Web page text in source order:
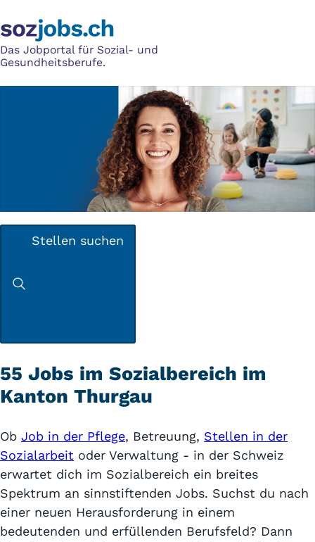
Das Jobportal für Sozial- und
Gesundheitsberufe.
Stellen suchen
55 Jobs im Sozialbereich im
Kanton Thurgau
Ob Job in der Pflege, Betreuung, Stellen in der
Sozialarbeit oder Verwaltung - in der Schweiz
erwartet dich im Sozialbereich ein breites
Spektrum an sinnstiftenden Jobs. Suchst du nach
einer neuen Herausforderung in einem
bedeutenden und erfüllenden Berufsfeld? Dann